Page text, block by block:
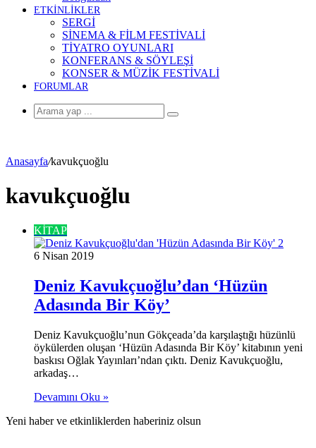
ETKİNLİKLER
SERGİ
SİNEMA & FİLM FESTİVALİ
TİYATRO OYUNLARI
KONFERANS & SÖYLEŞİ
KONSER & MÜZİK FESTİVALİ
FORUMLAR
Arama
Anasayfa/kavukçuoğlu
kavukçuoğlu
KİTAP
6 Nisan 2019
Deniz Kavukçuoğlu’dan ‘Hüzün
Adasında Bir Köy’
Deniz Kavukçuoğlu’nun Gökçeada’da karşılaştığı hüzünlü
öykülerden oluşan ‘Hüzün Adasında Bir Köy’ kitabının yeni
baskısı Oğlak Yayınları’ndan çıktı. Deniz Kavukçuoğlu,
arkadaş…
Devamını Oku »
Yeni haber ve etkinliklerden haberiniz olsun